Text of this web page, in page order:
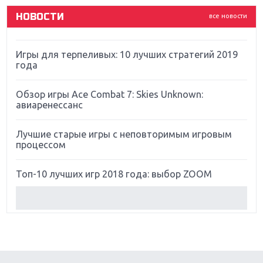
все новости
НОВОСТИ
Far Cry 5: хвалить нельзя ругать
Игры для терпеливых: 10 лучших стратегий 2019
года
Обзор игры Ace Combat 7: Skies Unknown:
авиаренессанс
Лучшие старые игры с неповторимым игровым
процессом
Топ-10 лучших игр 2018 года: выбор ZOOM